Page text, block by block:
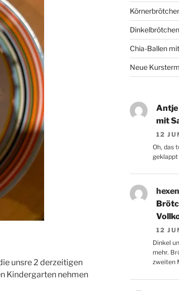
unsre 2 derzeitigen
Kindergarten nehmen
Chia-Ballen
Neue
Antje
mit
12
Oh, das
geklappt
12
Dinkel
mehr.
zweiten